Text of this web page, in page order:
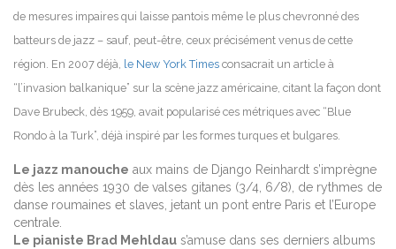
de mesures impaires qui laisse pantois même le plus chevronné des
batteurs de jazz – sauf, peut-être, ceux précisément venus de cette
région. En 2007 déjà,
le New York Times consacrait un article à
“l’invasion balkanique” sur la scène jazz américaine, citant la façon dont
Dave Brubeck, dès 1959, avait popularisé ces métriques avec “Blue
Rondo à la Turk”, déjà inspiré par les formes turques et bulgares.
Le jazz manouche aux mains de Django Reinhardt s’imprègne
dès les années 1930 de valses gitanes (3/4, 6/8), de rythmes de
danse roumaines et slaves, jetant un pont entre Paris et l’Europe
centrale.
Le pianiste Brad Mehldau s’amuse dans ses derniers albums